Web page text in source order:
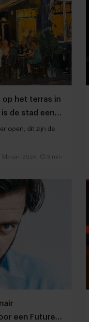
het terras in
de stad een
open, dit zijn de
februari 2024 3 min
een Future